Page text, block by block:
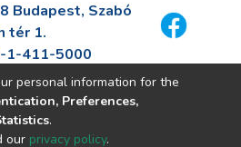
Budapest, Szabó
tér 1.
1-411-5000
fszek.hu
personal information for the
Preferences,
.
our privacy policy.